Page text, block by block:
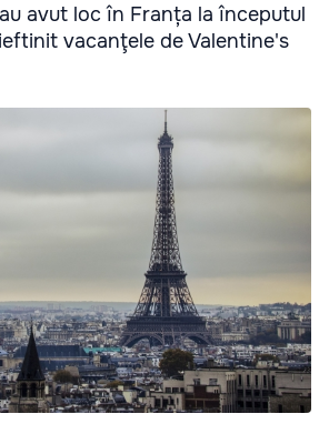
avut loc în Franța la începutul
vacanţele de Valentine's